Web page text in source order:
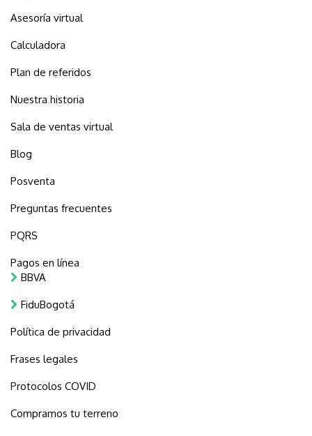
Asesoría virtual
Calculadora
Plan de referidos
Nuestra historia
Sala de ventas virtual
Blog
Posventa
Preguntas frecuentes
PQRS
Pagos en línea
BBVA
FiduBogotá
Política de privacidad
Frases legales
Protocolos COVID
Compramos tu terreno